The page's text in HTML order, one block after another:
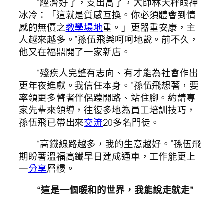
冰冷：「這就是質感互換。你必須體會到情
感的無價之教學場地重。」更器重安康，主
人越來越多。”孫伍飛樂呵呵地說。前不久，
他又在福鼎開了一家新店。
“殘疾人完整有志向、有才能為社會作出
更年夜進獻。我信任本身。”孫伍飛想著，要
率領更多瞽者伴侶蹚開路、站住腳。約請專
家先輩來領導，往復多地為員工培訓技巧，
孫伍飛已帶出來交流20多名門徒。
“高鐵線路越多，我的生意越好。”孫伍飛
期盼著溫福高鐵早日建成通車，工作能更上
一分享層樓。
“這是一個暖和的世界，我能說走就走”